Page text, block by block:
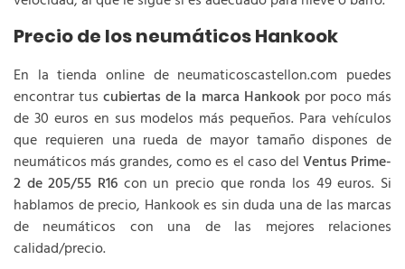
Precio de los neumáticos Hankook
En la tienda online de neumaticoscastellon.com puedes
encontrar tuscubiertas de la marca Hankookpor poco más
de 30 euros en sus modelos más pequeños. Para vehículos
que requieren una rueda de mayor tamaño dispones de
neumáticos más grandes, como es el caso delVentus Prime-
2 de 205/55 R16 con un precio que ronda los 49 euros. Si
hablamos de precio, Hankook es sin duda una de las marcas
de neumáticos con una de las mejores relaciones
calidad/precio.